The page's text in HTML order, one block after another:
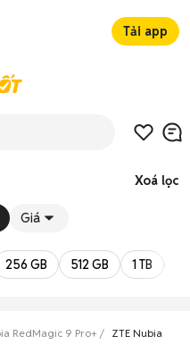
Tải app
Xoá lọc
Giá
256 GB 512 GB 1 TB
RedMagic 9 Pro+ ZTE Nubia